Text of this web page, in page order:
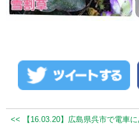
<< 【16.03.20】広島県呉市で電車